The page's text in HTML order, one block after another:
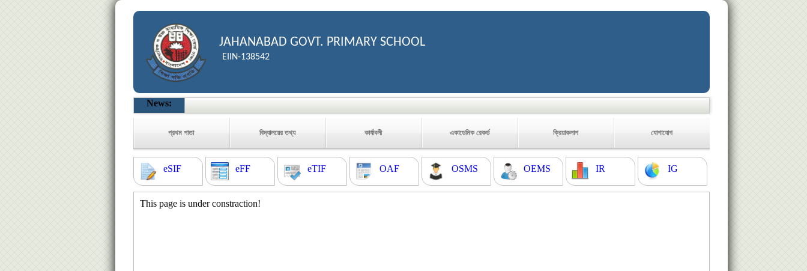
JAHANABAD GOVT. PRIMARY SCHOOL
EIIN-138542
News:
প্রথম পাতা বিদ্যালয়ের তথ্য কার্যাবলী একাডেমিক রেকর্ড ক্রিয়াকলাপ যোগাযোগ
eSIF eFF eTIF OAF OSMS OEMS IR IG
This page is under constraction!